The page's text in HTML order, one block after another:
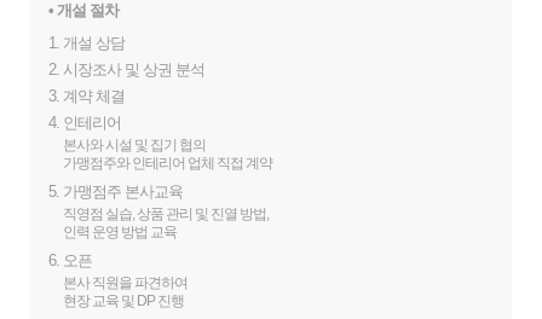
• 개설 절차
1. 개설 상담
2. 시장조사 및 상권 분석
3. 계약 체결
4. 인테리어
본사와 시설 및 집기 협의
가맹점주와 인테리어 업체 직접 계약
5. 가맹점주 본사교육
직영점 실습, 상품 관리 및 진열 방법,
인력 운영 방법 교육
6. 오픈
본사 직원을 파견하여
현장 교육 및 DP 진행